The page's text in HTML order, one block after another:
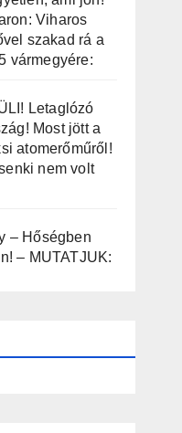
Viharos
szakad rá a
vármegyére:
Letaglózó
Most jött a
atomerőműről!
nem volt
– Hőségben
– MUTATJUK: